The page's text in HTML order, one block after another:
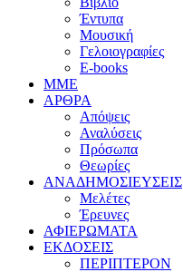
Έντυπα
Μουσική
Γελοιογραφίες
E-books
MME
ΑΡΘΡΑ
Απόψεις
Αναλύσεις
Πρόσωπα
Θεωρίες
ΑΝΑΔΗΜΟΣΙΕΥΣΕΙΣ
Μελέτες
Έρευνες
ΑΦΙΕΡΩΜΑΤΑ
ΕΚΔΟΣΕΙΣ
ΠΕΡΙΠΤΕΡΟΝ